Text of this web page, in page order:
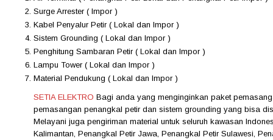
Surge Arrester ( Impor )
Kabel Penyalur Petir ( Lokal dan Impor )
Sistem Grounding ( Lokal dan Impor )
Penghitung Sambaran Petir ( Lokal dan Impor )
Lampu Tower ( Lokal dan Impor )
Material Pendukung ( Lokal dan Impor )
SETIA ELEKTRO Bagi anda yang menginginkan paket
pemasangan penangkal petir dan sistem grounding yang bisa
Melayani juga pengiriman material untuk seluruh kawasan
Kalimantan, Penangkal Petir Jawa, Penangkal Petir Sulawesi,